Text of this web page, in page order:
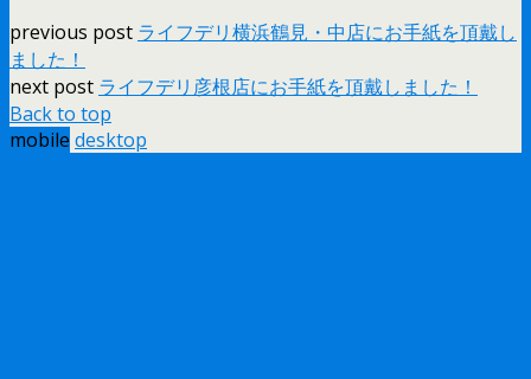
previous post ライフデリ横浜鶴見・中店にお手紙を頂戴し
ました！
next post ライフデリ彦根店にお手紙を頂戴しました！
Back to top
mobile desktop